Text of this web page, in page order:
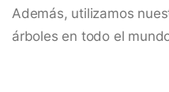
Además, utilizamos
árboles en todo el